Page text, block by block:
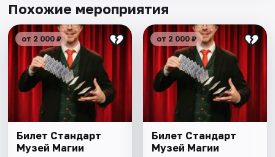
Похожие мероприятия
от 2 000 ₽
Билет Стандарт
Музей Магии
от 2 000 ₽
Билет Стандарт
Музей Магии